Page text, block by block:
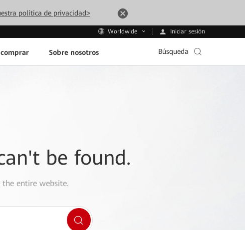
política de privacidad>
Worldwide Iniciar sesión
Sobre nosotros Búsqueda
be found.
the entire website.